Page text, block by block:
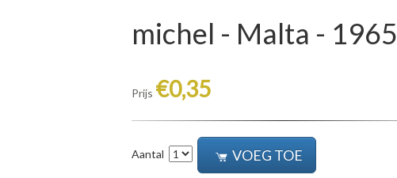
michel - Malta - 1965
Prijs €0,35
Aantal VOEG TOE